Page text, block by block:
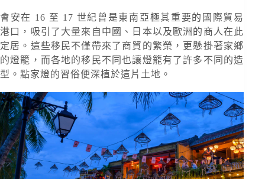
會安在 16 至 17 世紀曾是東南亞極其重要的國際貿易
港口，吸引了大量來自中國、日本以及歐洲的商人在此
定居。這些移民不僅帶來了商貿的繁榮，更懸掛著家鄉
的燈籠，而各地的移民不同也讓燈籠有了許多不同的造
型。點家燈的習俗便深植於這片土地。